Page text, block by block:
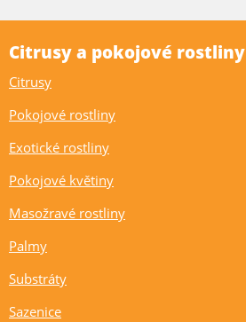
Citrusy a pokojové rostliny
Citrusy
Pokojové rostliny
Exotické rostliny
Pokojové květiny
Masožravé rostliny
Palmy
Substráty
Sazenice